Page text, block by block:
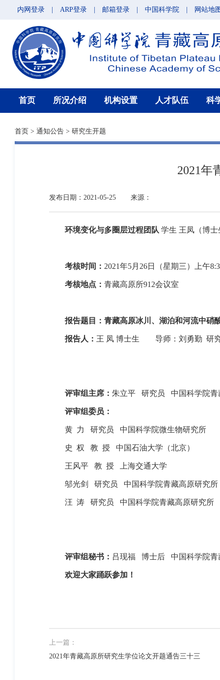
内网登录 ARP登录 邮箱登录 中国科学院 网站地
首页 所况介绍 机构设置 人才队伍 科
首页 > 通知公告 > 研究生开题
2021年
发布日期：2021-05-25 来源：
环境变化与多圈层过程团队 学生 王凤（博士
考核时间： 2021年5月 26日（星期三）上午
考核地点： 青藏高原所912会议室
报告题目： 青藏高原冰川、湖泊和河流中硝
报告人： 王 凤 博士生 导师：刘勇勤 研
评审组主席： 朱立平 研究员 中国科学院
评审组委员：
黄 力 研究员 中国科学院微生物研究所
史 权 教 授 中国石油大学（北京）
王风平 教 授 上海交通大学
邬光剑 研究员 中国科学院青藏高原研究所
汪 涛 研究员 中国科学院青藏高原研究所
评审组秘书： 吕现福 博士后 中国科学院
欢迎大家踊跃参加 ！
上一篇：
2021年青藏高原所研究生学位论文开题通告三十三